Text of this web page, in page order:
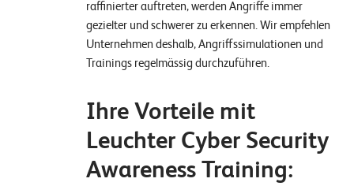
raffinierter auftreten, werden Angriffe immer
gezielter und schwerer zu erkennen. Wir empfehlen
Unternehmen deshalb, Angriffssimulationen und
Trainings regelmässig durchzuführen.
Ihre Vorteile mit
Leuchter Cyber Security
Awareness Training: